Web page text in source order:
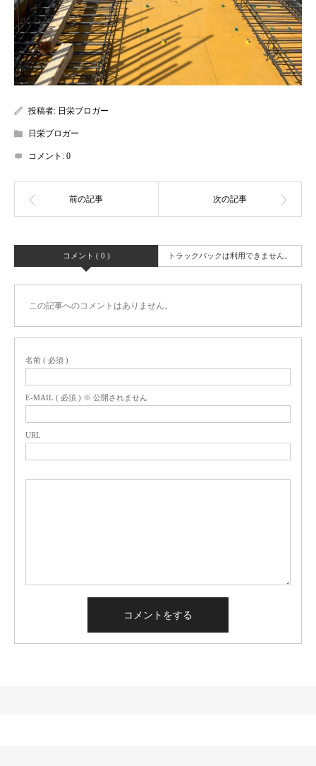
投稿者: 日栄ブロガー
日栄ブロガー
コメント: 0
コメント ( 0 ) トラックバックは利用できません。
この記事へのコメントはありません。
名前 ( 必須 )
E-MAIL ( 必須 ) ※ 公開されません
URL